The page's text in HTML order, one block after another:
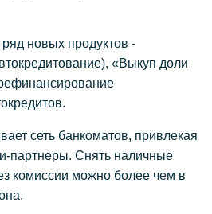
новых продуктов -
«Выкуп доли
сеть банкоматов, привлекая
партнеры. Снять наличные
комиссии можно более чем в